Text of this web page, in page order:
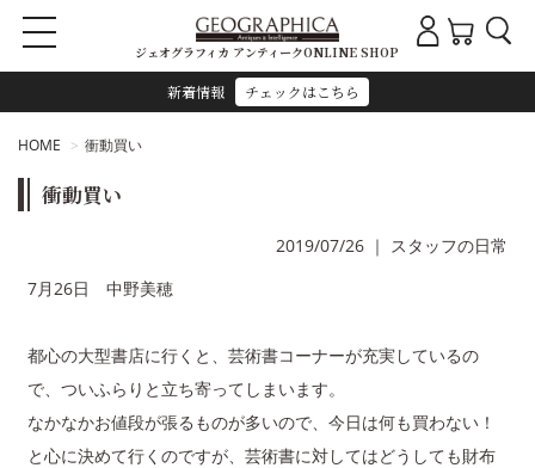
新着情報 チェックはこちら
ジェオグラフィカ アンティークONLINE SHOP
HOME 衝動買い
衝動買い
2019/07/26 ｜ スタッフの日常
7月26日 中野美穂
都心の大型書店に行くと、芸術書コーナーが充実しているの
で、ついふらりと立ち寄ってしまいます。
なかなかお値段が張るものが多いので、今日は何も買わない！
と心に決めて行くのですが、芸術書に対してはどうしても財布